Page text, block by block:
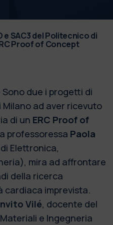
SAC3 del Politecnico di
Proof of Concept
due i progetti di
ad aver ricevuto
di un ERC Proof of
professoressa Paola
Elettronica,
mira ad affrontare
della ricerca
imprevista.
Vilé, docente del
e Ingegneria